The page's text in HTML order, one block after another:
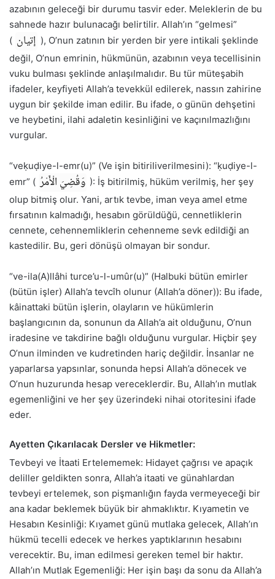
azabının geleceği bir durumu tasvir eder. Meleklerin de bu
sahnede hazır bulunacağı belirtilir. Allah’ın “gelmesi”
( إتيان ), O’nun zatının bir yerden bir yere intikali şeklinde
değil, O’nun emrinin, hükmünün, azabının veya tecellisinin
vuku bulması şeklinde anlaşılmalıdır. Bu tür müteşabih
ifadeler, keyfiyeti Allah’a tevekkül edilerek, nassın zahirine
uygun bir şekilde iman edilir. Bu ifade, o günün dehşetini
ve heybetini, ilahi adaletin kesinliğini ve kaçınılmazlığını
vurgular.
“veḳuḍiye-l-emr(u)” (Ve işin bitiriliverilmesini): “ḳuḍiye-l-
emr” ( وَقُضِيَ الْأَمْرُ ): İş bitirilmiş, hüküm verilmiş, her şey
olup bitmiş olur. Yani, artık tevbe, iman veya amel etme
fırsatının kalmadığı, hesabın görüldüğü, cennetliklerin
cennete, cehennemliklerin cehenneme sevk edildiği an
kastedilir. Bu, geri dönüşü olmayan bir sondur.
“ve-ila(A)llâhi turce’u-l-umûr(u)” (Halbuki bütün emirler
(bütün işler) Allah’a tevcîh olunur (Allah’a döner)): Bu ifade,
kâinattaki bütün işlerin, olayların ve hükümlerin
başlangıcının da, sonunun da Allah’a ait olduğunu, O’nun
iradesine ve takdirine bağlı olduğunu vurgular. Hiçbir şey
O’nun ilminden ve kudretinden hariç değildir. İnsanlar ne
yaparlarsa yapsınlar, sonunda hepsi Allah’a dönecek ve
O’nun huzurunda hesap vereceklerdir. Bu, Allah’ın mutlak
egemenliğini ve her şey üzerindeki nihai otoritesini ifade
eder.
Ayetten Çıkarılacak Dersler ve Hikmetler:
Tevbeyi ve İtaati Ertelememek: Hidayet çağrısı ve apaçık
deliller geldikten sonra, Allah’a itaati ve günahlardan
tevbeyi ertelemek, son pişmanlığın fayda vermeyeceği bir
ana kadar beklemek büyük bir ahmaklıktır. Kıyametin ve
Hesabın Kesinliği: Kıyamet günü mutlaka gelecek, Allah’ın
hükmü tecelli edecek ve herkes yaptıklarının hesabını
verecektir. Bu, iman edilmesi gereken temel bir haktır.
Allah’ın Mutlak Egemenliği: Her işin başı da sonu da Allah’a